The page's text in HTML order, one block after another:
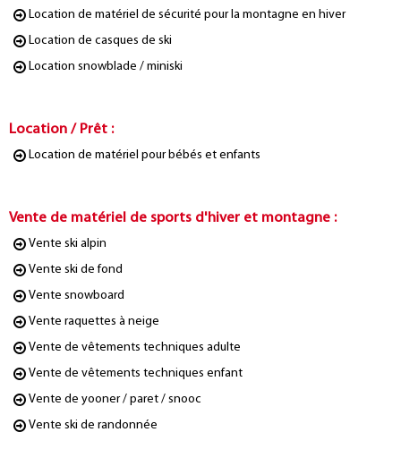
Location de matériel de sécurité pour la montagne en hiver
Location de casques de ski
Location snowblade / miniski
Location / Prêt :
Location de matériel pour bébés et enfants
Vente de matériel de sports d'hiver et montagne :
Vente ski alpin
Vente ski de fond
Vente snowboard
Vente raquettes à neige
Vente de vêtements techniques adulte
Vente de vêtements techniques enfant
Vente de yooner / paret / snooc
Vente ski de randonnée